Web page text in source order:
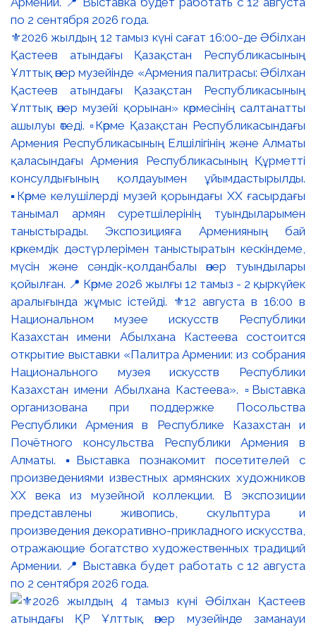
⚜️2026 жылдың 12 тамыз күні сағат 16:00-де Әбілхан
Қастеев атындағы Қазақстан Республикасының
Ұлттық өнер музейінде «Армения палитрасы: Әбілхан
Қастеев атындағы Қазақстан Республикасының
Ұлттық өнер музейі қорынан» көрмесінің салтанатты
ашылуы өтеді. ▫️Көрме Қазақстан Республикасындағы
Армения Республикасының Елшілігінің және Алматы
қаласындағы Армения Республикасының Құрметті
консулдығының қолдауымен ұйымдастырылды.
▪️Көрме келушілерді музей қорындағы ХХ ғасырдағы
танымал армян суретшілерінің туындыларымен
таныстырады. Экспозицияға Арменияның бай
көркемдік дәстүрлерімен таныстыратын кескіндеме,
мүсін және сәндік-қолданбалы өнер туындылары
қойылған. 📍 Көрме 2026 жылғы 12 тамыз - 2 қыркүйек
аралығында жұмыс істейді. ⚜️12 августа в 16:00 в
Национальном музее искусств Республики
Казахстан имени Абылхана Кастеева состоится
открытие выставки «Палитра Армении: из собрания
Национального музея искусств Республики
Казахстан имени Абылхана Кастеева». ▫️Выставка
организована при поддержке Посольства
Республики Армения в Республике Казахстан и
Почётного консульства Республики Армения в
Алматы. ▪️Выставка познакомит посетителей с
произведениями известных армянских художников
XX века из музейной коллекции. В экспозиции
представлены живопись, скульптура и
произведения декоративно-прикладного искусства,
отражающие богатство художественных традиций
Армении. 📍 Выставка будет работать с 12 августа
по 2 сентября 2026 года.